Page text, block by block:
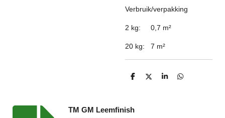
Verbruik/verpakking
2 kg: 0,7 m²
20 kg: 7 m²
D
n
D
S
D
TM GM Leemfinish